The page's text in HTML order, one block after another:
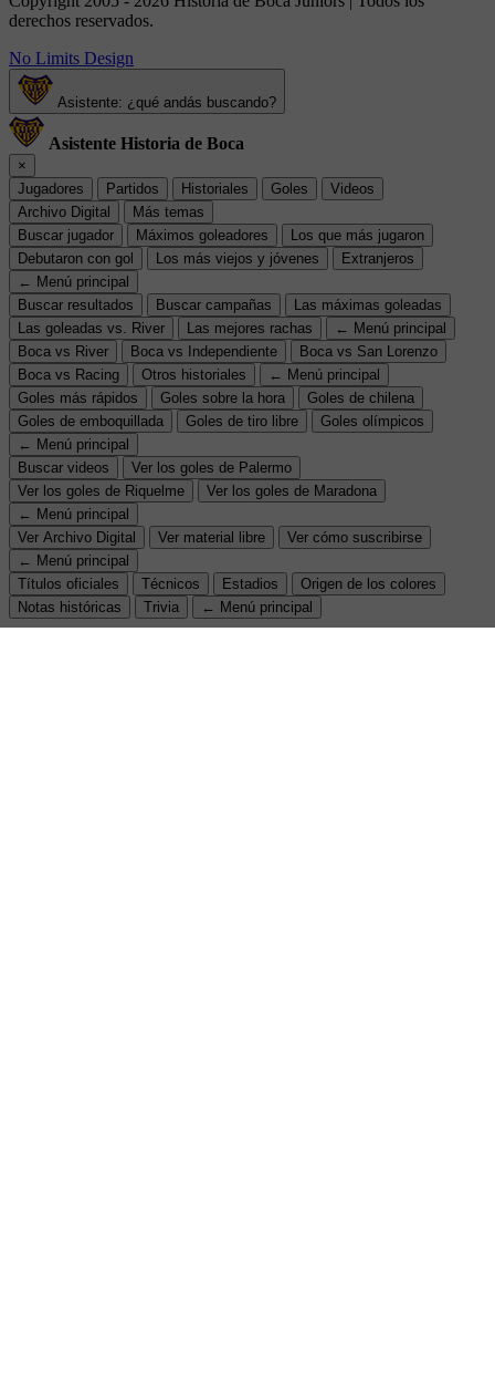
derechos reservados.
No Limits Design
Asistente: ¿qué andás buscando?
Asistente Historia de Boca
×
Jugadores
Partidos Historiales Goles
Videos
Archivo Digital
Más temas
Buscar jugador
Máximos goleadores
Los que más jugaron
Debutaron con gol
Los más viejos y jóvenes
Extranjeros
← Menú principal
Buscar resultados
Buscar campañas
Las máximas goleadas
Las goleadas vs. River
Las mejores rachas
← Menú principal
Boca vs River
Boca vs Independiente
Boca vs San Lorenzo
Boca vs Racing
Otros historiales
← Menú principal
Goles más rápidos
Goles sobre la hora
Goles de chilena
Goles de emboquillada
Goles de tiro libre
Goles olímpicos
← Menú principal
Buscar videos
Ver los goles de Palermo
Ver los goles de Riquelme
Ver los goles de Maradona
← Menú principal
Ver Archivo Digital
Ver material libre
Ver cómo suscribirse
← Menú principal
Títulos oficiales
Técnicos Estadios
Origen de los colores
Notas históricas
Trivia ← Menú principal